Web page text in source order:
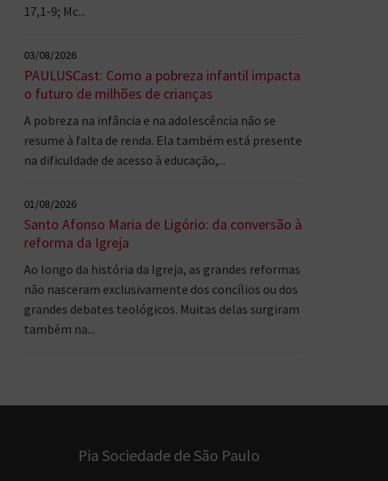
17,1-9; Mc...
03/08/2026
PAULUSCast: Como a pobreza infantil impacta
o futuro de milhões de crianças
A pobreza na infância e na adolescência não se
resume à falta de renda. Ela também está presente
na dificuldade de acesso à educação,...
01/08/2026
Santo Afonso Maria de Ligório: da conversão à
reforma da Igreja
Ao longo da história da Igreja, as grandes reformas
não nasceram exclusivamente dos concílios ou dos
grandes debates teológicos. Muitas delas surgiram
também na...
Pia Sociedade de São Paulo